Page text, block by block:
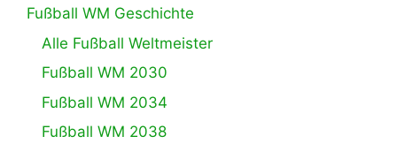
Fußball WM Geschichte
Alle Fußball Weltmeister
Fußball WM 2030
Fußball WM 2034
Fußball WM 2038